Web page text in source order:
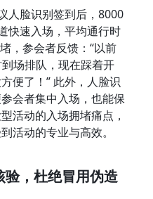
人脸识别签到后，8000
快速入场，平均通行时
，参会者反馈：“以前
场排队，现在踩着开
便了！” 此外，人脸识
会者集中入场，也能保
活动的入场拥堵痛点，
活动的专业与高效。
，杜绝冒用伪造